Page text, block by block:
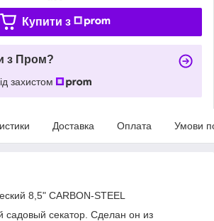
Купити з
з Пром?
захистом
Доставка Оплата Умови
8,5" CARBON-STEEL
секатор. Сделан он из